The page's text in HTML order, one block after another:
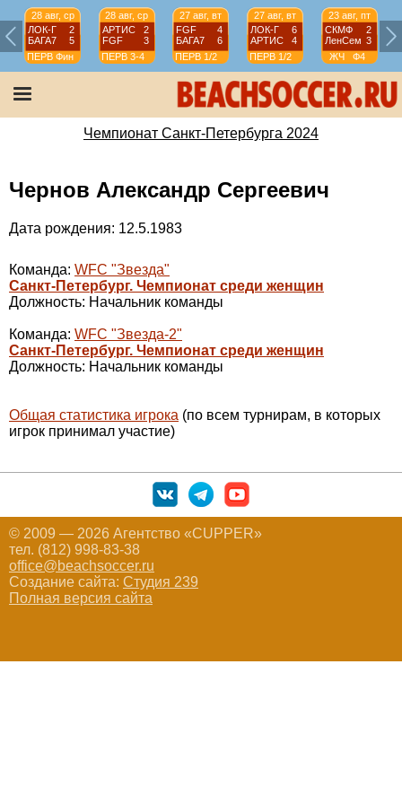
28 авг, ср
ЛОК-Г
2
БАГА7
5
ПЕРВ Фин
28 авг, ср
АРТИС
2
FGF
3
ПЕРВ 3-4
27 авг, вт
FGF
4
БАГА7
6
ПЕРВ 1/2
27 авг, вт
ЛОК-Г
6
АРТИС
4
ПЕРВ 1/2
23 авг, пт
СКМФ
2
ЛенСем 3
ЖЧ
Ф4
Чемпионат Санкт-Петербурга 2024
Чернов Александр Сергеевич
Дата рождения: 12.5.1983
Команда: WFC "Звезда"
Санкт-Петербург. Чемпионат среди женщин
Должность: Начальник команды
Команда: WFC "Звезда-2"
Санкт-Петербург. Чемпионат среди женщин
Должность: Начальник команды
Общая статистика игрока (по всем турнирам, в которых
игрок принимал участие)
© 2009 — 2026 Агентство «CUPPER»
тел. (812) 998-83-38
office@beachsoccer.ru
Создание сайта: Студия 239
Полная версия сайта